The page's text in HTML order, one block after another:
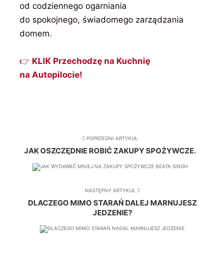
od codziennego ogarniania
do spokojnego, świadomego zarządzania
domem.
👉 KLIK Przechodzę na Kuchnię
na Autopilocie!
POPRZEDNI ARTYKUŁ
JAK OSZCZĘDNIE ROBIĆ ZAKUPY SPOŻYWCZE.
NASTĘPNY ARTYKUŁ
DLACZEGO MIMO STARAŃ DALEJ MARNUJESZ
JEDZENIE?